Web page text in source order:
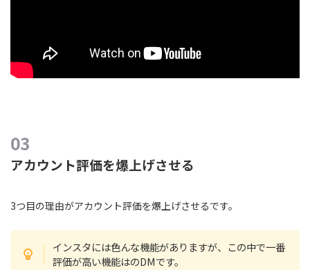
アカウント評価を爆上げさせる
3つ目の理由がアカウント評価を爆上げさせるです。
インスタには色んな機能がありますが、この中で一番
評価が高い機能はのDMです。